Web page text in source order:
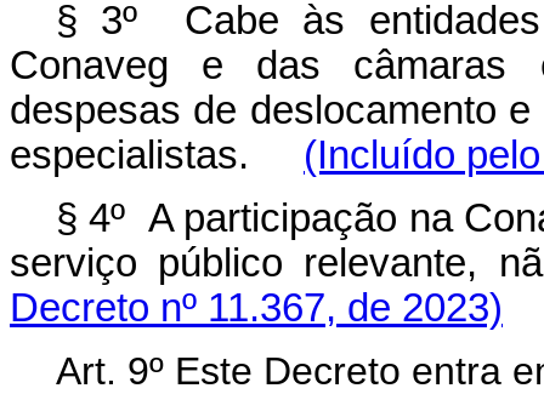
§ 3º Cabe às
Conaveg e das câmaras
despesas de deslocamento
especialistas. (Incluído
§ 4º A participação na
serviço público
Decreto nº 11.367, de 2023)
Art. 9º Este Decreto entra